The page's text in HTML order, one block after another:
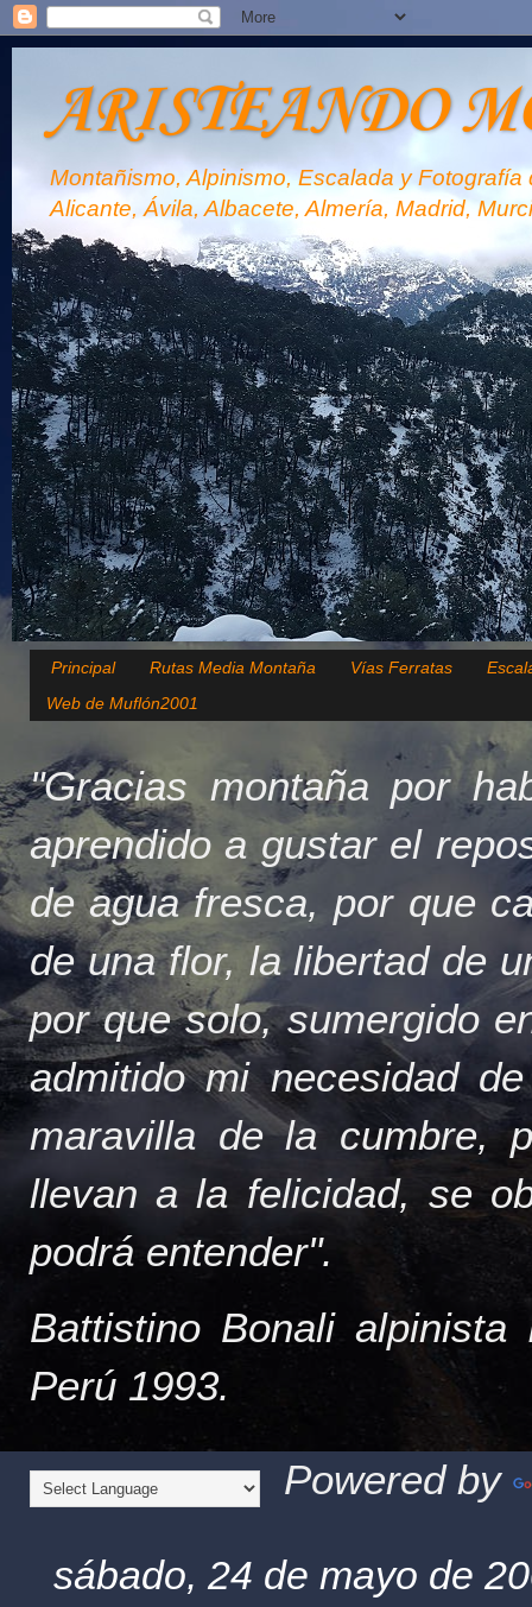
ARISTEANDO
Montañismo, Alpinismo, Escalada y
Alicante, Ávila, Albacete, Almería, Madrid,
Principal Rutas Media Montaña Vías Ferratas
Web de Muflón2001
"Gracias montaña por
aprendido a gustar el
de agua fresca, por que
de una flor, la libertad de
por que solo, sumergido
admitido mi necesidad
maravilla de la cumbre,
llevan a la felicidad, se
podrá entender".
Battistino Bonali
Perú 1993.
Powered by
sábado, 24 de mayo de